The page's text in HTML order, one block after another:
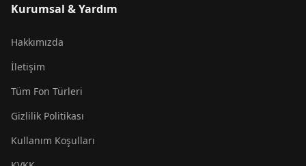
Kurumsal & Yardım
Hakkımızda
İletişim
Tüm Fon Türleri
Gizlilik Politikası
Kullanım Koşulları